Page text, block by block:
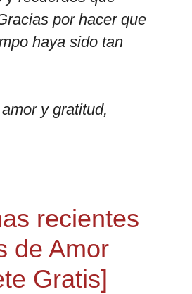
por hacer que
haya sido tan
y gratitud,
recientes
de Amor
Gratis]